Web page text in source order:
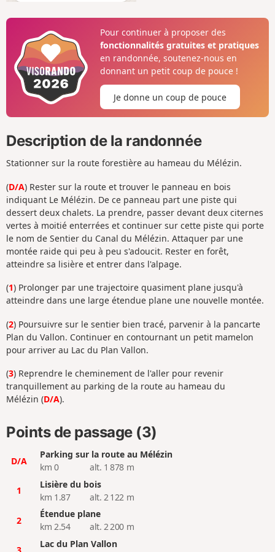
Pour continuer à proposer des
fonctionnalités gratuites et pratiques
en randonnée, soutenez-nous en
donnant un petit coup de pouce !
Je donne un coup de pouce
Description de la randonnée
Stationner sur la route forestière au hameau du Mélézin.
(D/A) Rester sur la route et trouver le panneau en bois
indiquant Le Mélézin. De ce panneau part une piste qui
dessert deux chalets. La prendre, passer devant deux citernes
vertes à moitié enterrées et continuer sur cette piste qui porte
le nom de Sentier du Canal du Mélézin. Attaquer par une
montée raide qui peu à peu s'adoucit. Rester en forêt,
atteindre sa lisière et entrer dans l'alpage.
(1) Prolonger par une trajectoire quasiment plane jusqu'à
atteindre dans une large étendue plane une nouvelle montée.
(2) Poursuivre sur le sentier bien tracé, parvenir à la pancarte
Plan du Vallon. Continuer en contournant un petit mamelon
pour arriver au Lac du Plan Vallon.
(3) Reprendre le cheminement de l'aller pour revenir
tranquillement au parking de la route au hameau du
Mélézin (D/A).
Points de passage (3)
D/A
Parking sur la route au Mélézin
km 0
alt. 1 878 m
1
Lisière du bois
km 1.87
alt. 2 122 m
2
Étendue plane
km 2.54
alt. 2 200 m
Lac du Plan Vallon